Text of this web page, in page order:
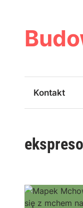
content
Kontakt